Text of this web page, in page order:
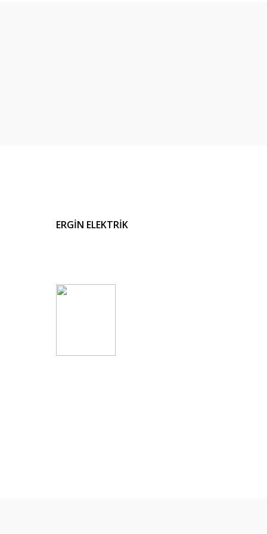
ERGİN ELEKTRİK